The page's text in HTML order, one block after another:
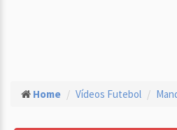
Home Vídeos Futebol